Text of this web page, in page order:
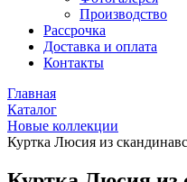
Производство
Рассрочка
Доставка и оплата
Контакты
Главная
Каталог
Новые коллекции
Куртка Люсия из